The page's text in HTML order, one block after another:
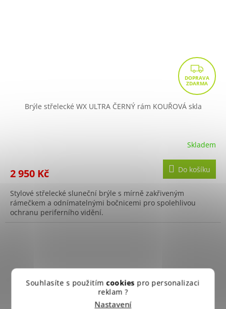
Souhlasíte s použitímcookies pro personalizaci
reklam ?
Nastavení
Z
D
A
Brýle střelecké WX ULTRA ČERNÝ rám KOUŘOVÁ skla
Skladem
2 950 Kč Do košíku
Stylové střelecké sluneční brýle s mírně zakřiveným
rámečkem a odnímatelnými bočnicemi pro spolehlivou
ochranu periferního vidění.